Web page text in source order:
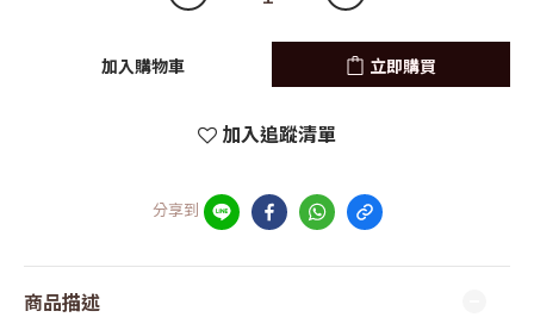
加入購物車 立即購買
加入追蹤清單
分享到
商品描述